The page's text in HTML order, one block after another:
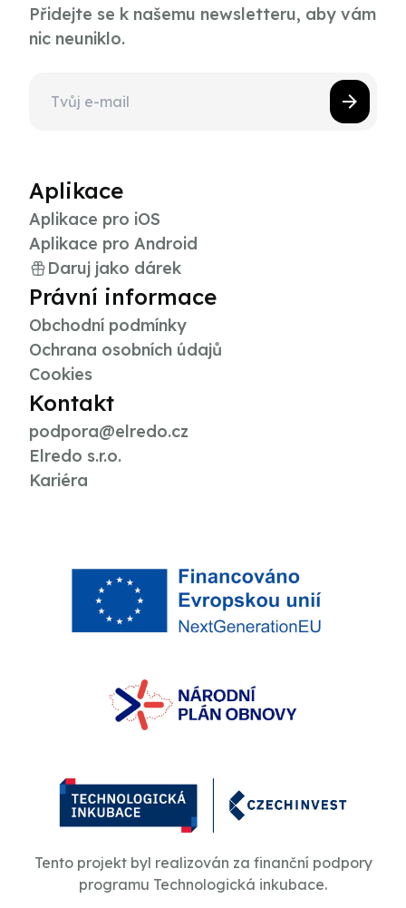
Přidejte se k našemu newsletteru, aby vám
nic neuniklo.
Aplikace
Aplikace pro iOS
Aplikace pro Android
Daruj jako dárek
Právní informace
Obchodní podmínky
Ochrana osobních údajů
Cookies
Kontakt
podpora@elredo.cz
Elredo s.r.o.
Kariéra
Tento projekt byl realizován za finanční podpory
programu Technologická inkubace.